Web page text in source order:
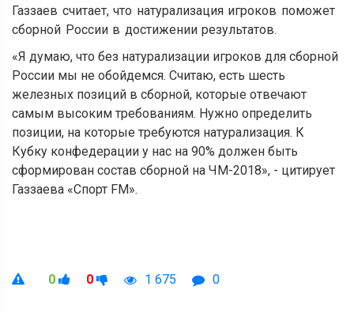
Газзаев считает, что натурализация игроков поможет
сборной России в достижении результатов.
«Я думаю, что без натурализации игроков для сборной
России мы не обойдемся. Считаю, есть шесть
железных позиций в сборной, которые отвечают
самым высоким требованиям. Нужно определить
позиции, на которые требуются натурализация. К
Кубку конфедерации у нас на 90% должен быть
сформирован состав сборной на ЧМ-2018», - цитирует
Газзаева «Спорт FM».
0 0 1 675 0